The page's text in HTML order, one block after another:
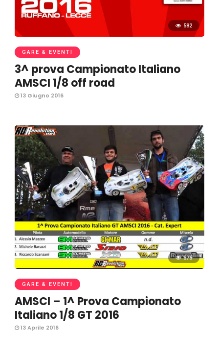
582
GARE & EVENTI
3^ prova Campionato Italiano
AMSCI 1/8 off road
13 Giugno 2016
575
GARE & EVENTI
AMSCI – 1^ Prova Campionato
Italiano 1/8 GT 2016
13 Aprile 2016